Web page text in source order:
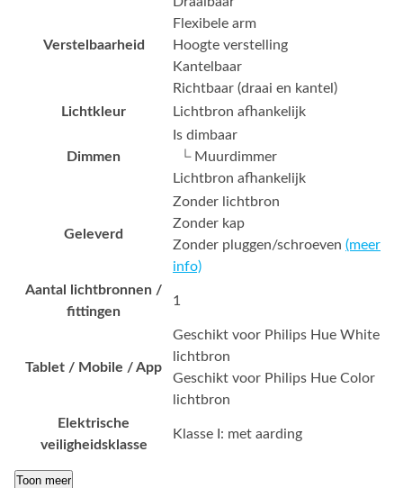
Verstelbaarheid
Flexibele arm
Hoogte verstelling
Kantelbaar
Richtbaar (draai en kantel)
Lichtkleur
Lichtbron afhankelijk
Dimmen
Is dimbaar
└ Muurdimmer
Lichtbron afhankelijk
Geleverd
Zonder lichtbron
Zonder kap
Zonder pluggen/schroeven (meer
info)
Aantal lichtbronnen /
fittingen
1
Tablet / Mobile / App
Geschikt voor Philips Hue White
lichtbron
Geschikt voor Philips Hue Color
lichtbron
Elektrische
veiligheidsklasse
Klasse I: met aarding
Toon meer